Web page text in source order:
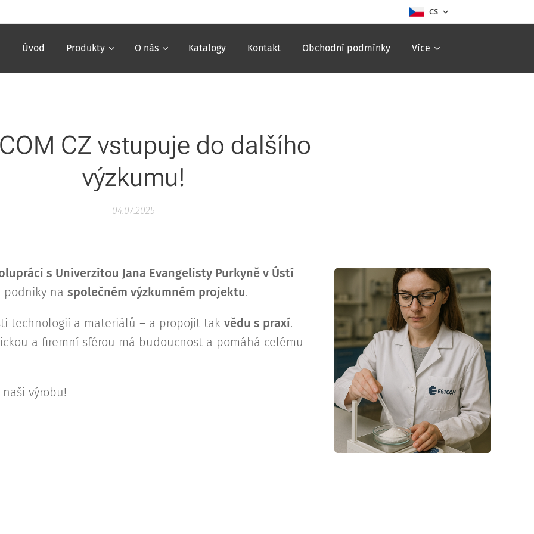
CS
Úvod Produkty O nás Katalogy Kontakt Obchodní podmínky Více
CZ vstupuje do dalšího
výzkumu!
04.07.2025
s Univerzitou Jana Evangelisty Purkyně v Ústí
na společném výzkumném projektu.
technologií a materiálů – a propojit tak vědu s praxí.
a firemní sférou má budoucnost a pomáhá celému
výrobu!